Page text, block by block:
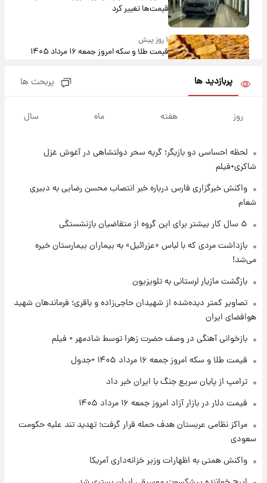
قیمت‌ها تغییر کرد
۱ روز پیش
قیمت طلا و سکه امروز جمعه ۱۶ مرداد ۱۴۰۵
درباره وضعیت او چه گفت؟
۱ روز پیش
گران‌ترین خرید تاریخ رئال مادرید رونمایی شد
پیش‌بینی بارش‌های گسترده با ورود ال‌نینو؛ کدام
روزها پربارش‌تر خواهند بود؟
شد؛ تیکدری، محبی و سرگیف با اعداد ویژه
۱ روز پیش
جزئیات فعال‌سازی «کیف پول ایران» اعلام
شد+فیلم
پربازدید ها پربحث ها
روز هفته ماه سال
لحظه احساسی دو بازیگر؛ گریه سحر دولتشاهی در آغوش غزل
شاکری+فیلم
واکنش خبرگزاری فارس درباره خبر انتصاب محسن رضایی به دبیری
شعام
۵ سال کار بیشتر برای این گروه از متقاضیان بازنشستگی
بازداشت مردی که با لباس «عزرائیل» به بیماران بیمارستان خیره
می‌شد!
بازگشت مازیار لرستانی به تلویزیون
تصاویر کمتر دیده‌شده از شهیدان حاجی‌زاده و باقری؛ فرماندهان شهید
هوافضای ایران
بازخوانی آهنگی در وصف حضرت زهرا توسط شادمهر + فیلم
قیمت طلا و سکه امروز جمعه ۱۶ مرداد ۱۴۰۵ +جدول
ترامپ از پایان سریع جنگ با ایران خبر داد
قیمت دلار در بازار آزاد امروز جمعه ۱۶ مرداد ۱۴۰۵
مراکز نظامی عربستان هدف حمله قرار گرفت؛ تهدید تند علیه حکومت
سعودی
واکنش همتی به اظهارات وزیر خزانه‌داری آمریکا